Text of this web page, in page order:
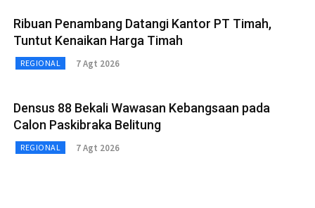
Ribuan Penambang Datangi Kantor PT Timah,
Tuntut Kenaikan Harga Timah
REGIONAL 7 Agt 2026
Densus 88 Bekali Wawasan Kebangsaan pada
Calon Paskibraka Belitung
REGIONAL 7 Agt 2026